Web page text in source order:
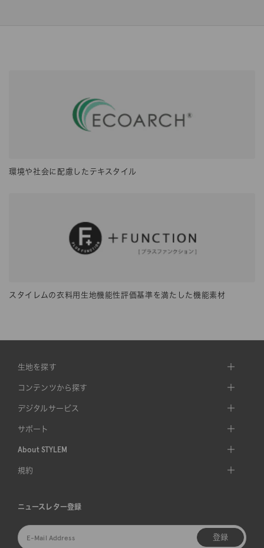
環境や社会に配慮したテキスタイル
スタイレムの衣料用生地機能性評価基準を満たした機能素材
生地を探す
コンテンツから探す
デジタルサービス
サポート
About STYLEM
規約
ニュースレター登録
登録